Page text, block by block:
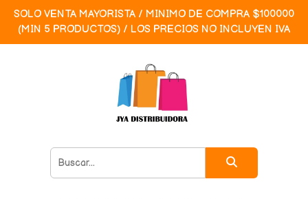
SOLO VENTA MAYORISTA / MINIMO DE COMPRA $100000
(MIN 5 PRODUCTOS) / LOS PRECIOS NO INCLUYEN IVA